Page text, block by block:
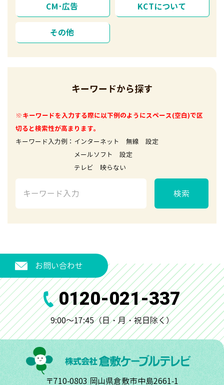
CM･広告 KCTについて
その他
キーワードから探す
※キーワードを入力する際に以下例のようにスペース(空白)で区
切ると検索性が高まります。
キーワード入力例：インターネット 無線 設定
メールソフト 設定
テレビ 映らない
検索
お問い合わせ
0120-021-337
9:00～17:45（日・月・祝日除く）
〒710-0803 岡山県倉敷市中島2661-1